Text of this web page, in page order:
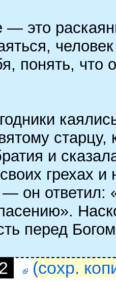
— это
понять, что
и
грехах
он ответил:
перед
(сохр.